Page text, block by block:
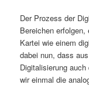
Der Prozess der
Bereichen erfolgen,
Kartei wie einem
dabei nun, dass
Digitalisierung
wir einmal die